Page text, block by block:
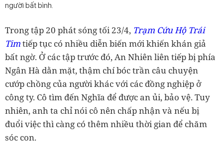
người bất bình.
Trong tập 20 phát sóng tối 23/4, Trạm Cứu Hộ Trái
Timtiếp tục có nhiều diễn biến mới khiến khán giả
bất ngờ. Ở các tập trước đó, An Nhiên liên tiếp bị phía
Ngân Hà dằn mặt, thậm chí bóc trần câu chuyện
cướp chồng của người khác với các đồng nghiệp ở
công ty. Cô tìm đến Nghĩa để được an ủi, bảo vệ. Tuy
nhiên, anh ta chỉ nói cô nên chấp nhận và nếu bị
đuổi việc thì càng có thêm nhiều thời gian để chăm
sóc con.